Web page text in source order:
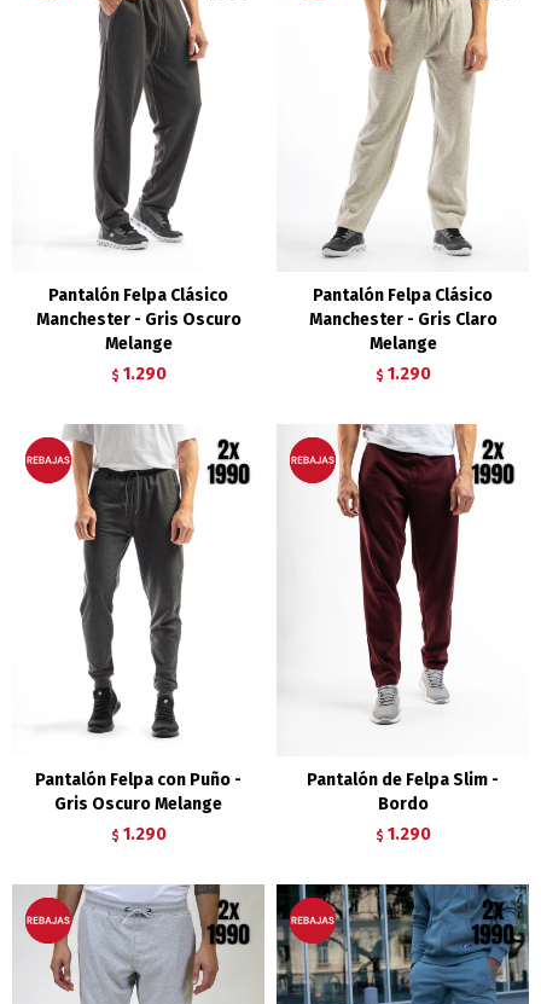
Pantalón Felpa Clásico
Manchester - Gris Oscuro
Melange
$ 1.290
Pantalón Felpa Clásico
Manchester - Gris Claro
Melange
$ 1.290
Pantalón Felpa con Puño -
Gris Oscuro Melange
$ 1.290
Pantalón de Felpa Slim -
Bordo
$ 1.290